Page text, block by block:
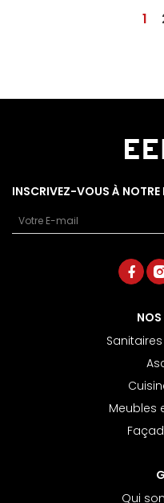
1
INSCRIVEZ-VOUS À NOTRE
Meubles
Qui